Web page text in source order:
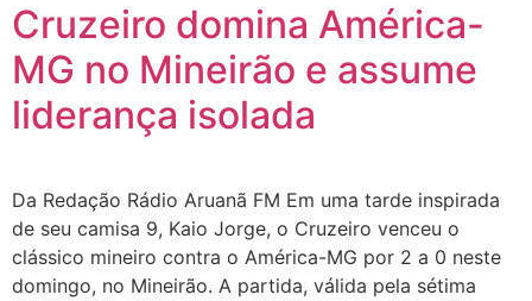
Cruzeiro domina América-
MG no Mineirão e assume
liderança isolada
Da Redação Rádio Aruanã FM Em uma tarde inspirada
de seu camisa 9, Kaio Jorge, o Cruzeiro venceu o
clássico mineiro contra o América-MG por 2 a 0 neste
domingo, no Mineirão. A partida, válida pela sétima